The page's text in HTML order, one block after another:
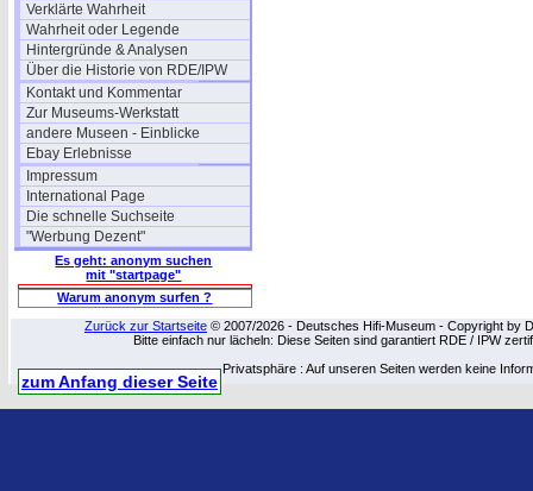
Verklärte Wahrheit
Wahrheit oder Legende
Hintergründe & Analysen
Über die Historie von RDE/IPW
Kontakt und Kommentar
Zur Museums-Werkstatt
andere Museen - Einblicke
Ebay Erlebnisse
Impressum
International Page
Die schnelle Suchseite
"Werbung Dezent"
Es geht: anonym suchen
mit "startpage"
Warum anonym surfen ?
Zurück zur Startseite © 2007/2026 - Deutsches Hifi-Museum - Copyright by
Bitte einfach nur lächeln: Diese Seiten sind garantiert RDE / IPW
Privatsphäre : Auf unseren Seiten werden keine
zum Anfang dieser Seite